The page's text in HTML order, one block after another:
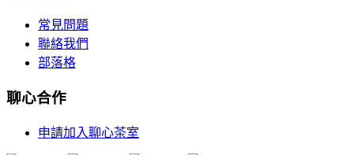
常見問題
聯絡我們
部落格
聊心合作
申請加入聊心茶室